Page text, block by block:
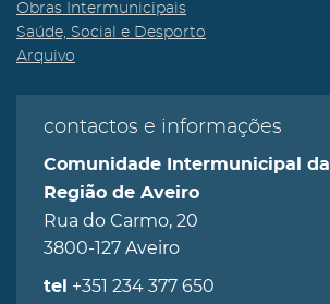
Obras Intermunicipais
Saúde, Social e Desporto
Arquivo
contactos e informações
Comunidade Intermunicipal da
Região de Aveiro
Rua do Carmo, 20
3800-127 Aveiro
tel +351 234 377 650